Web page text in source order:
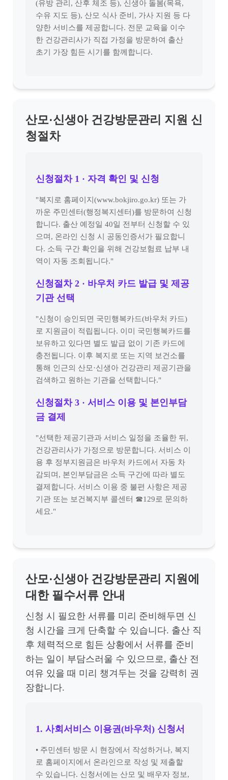
(유방 관리, 산후 체조 등), 신생아 돌봄(목욕,
수유 지도 등), 산모 식사 준비, 가사 지원 등 다
양한 서비스를 제공합니다. 전문 교육을 이수
한 건강관리사가 직접 가정을 방문하여 출산
초기 가장 힘든 시기를 함께합니다.
산모·신생아 건강방문관리 지원 신
청절차
신청절차 1 · 자격 확인 및 신청
"복지로 홈페이지(www.bokjiro.go.kr) 또는 가
까운 주민센터(행정복지센터)를 방문하여 신청
합니다. 출산 예정일 40일 전부터 신청할 수 있
으며, 온라인 신청 시 공동인증서가 필요합니
다. 소득 구간 확인을 위해 건강보험료 납부 내
역이 자동 조회됩니다."
신청절차 2 · 바우처 카드 발급 및 제공
기관 선택
"신청이 승인되면 국민행복카드(바우처 카드)
로 지원금이 적립됩니다. 이미 국민행복카드를
보유하고 있다면 별도 발급 없이 기존 카드에
충전됩니다. 이후 복지로 또는 지역 보건소를
통해 인근의 산모·신생아 건강관리 제공기관을
검색하고 원하는 기관을 선택합니다."
신청절차 3 · 서비스 이용 및 본인부담
금 결제
"선택한 제공기관과 서비스 일정을 조율한 뒤,
건강관리사가 가정으로 방문합니다. 서비스 이
용 후 정부지원금은 바우처 카드에서 자동 차
감되며, 본인부담금은 소득 구간에 따라 별도
결제합니다. 서비스 이용 중 불편 사항은 제공
기관 또는 보건복지부 콜센터 ☎129로 문의하
세요."
산모·신생아 건강방문관리 지원에
대한 필수서류 안내
신청 시 필요한 서류를 미리 준비해두면 신
청 시간을 크게 단축할 수 있습니다. 출산 직
후 체력적으로 힘든 상황에서 서류를 준비
하는 일이 부담스러울 수 있으므로, 출산 전
여유 있을 때 미리 챙겨두는 것을 강력히 권
장합니다.
1. 사회서비스 이용권(바우처) 신청서
• 주민센터 방문 시 현장에서 작성하거나, 복지
로 홈페이지에서 온라인으로 작성 및 제출할
수 있습니다. 신청서에는 산모 및 배우자 정보,